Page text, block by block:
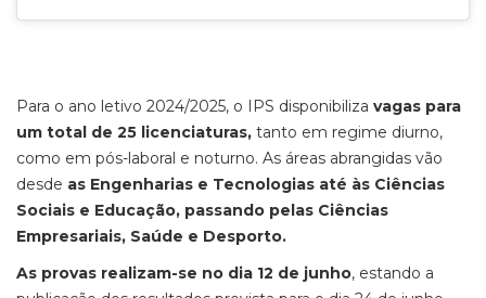
Para o ano letivo 2024/2025, o IPS disponibiliza vagas para
um total de 25 licenciaturas, tanto em regime diurno,
como em pós-laboral e noturno. As áreas abrangidas vão
desde as Engenharias e Tecnologias até às Ciências
Sociais e Educação, passando pelas Ciências
Empresariais, Saúde e Desporto.
As provas realizam-se no dia 12 de junho, estando a